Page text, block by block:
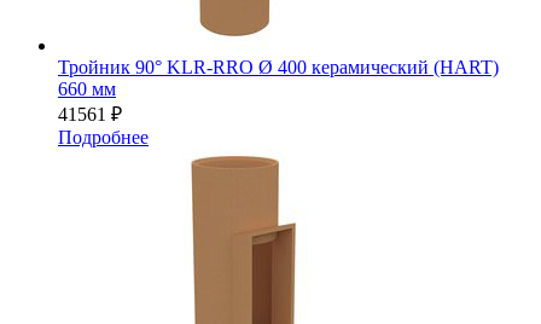
Тройник 90° KLR-RRO Ø 400 керамический (HART)
660 мм
41561 ₽
Подробнее